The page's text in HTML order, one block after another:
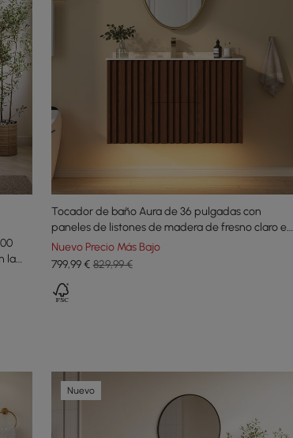
la
Tocador de baño Aura de 36 pulgadas con
paneles de listones de madera de fresno claro en
la parte superior de travertino sintético
Nuevo Precio Más Bajo
799,99€ 829,99 €
Nuevo